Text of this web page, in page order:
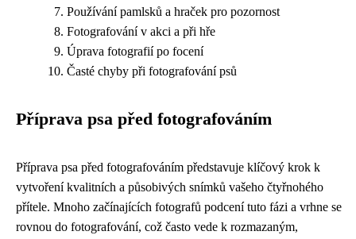
Používání pamlsků a hraček pro pozornost
Fotografování v akci a při hře
Úprava fotografií po focení
Časté chyby při fotografování psů
Příprava psa před fotografováním
Příprava psa před fotografováním představuje klíčový krok k
vytvoření kvalitních a působivých snímků vašeho čtyřnohého
přítele. Mnoho začínajících fotografů podcení tuto fázi a vrhne se
rovnou do fotografování, což často vede k rozmazaným,